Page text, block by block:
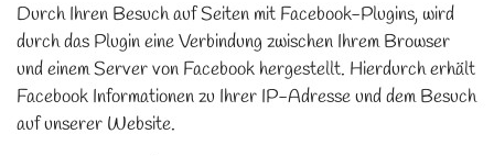
Durch Ihren Besuch auf Seiten mit Facebook-Plugins, wird
durch das Plugin eine Verbindung zwischen Ihrem Browser
und einem Server von Facebook hergestellt. Hierdurch erhält
Facebook Informationen zu Ihrer IP-Adresse und dem Besuch
auf unserer Website.